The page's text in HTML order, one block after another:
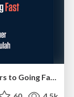
Put a Button on it: Removing Barriers to Going Fast.